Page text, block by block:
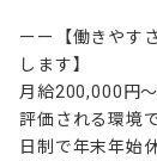
ーー【働きやす
します】
月給200,000円
評価される環境
日制で年末年始